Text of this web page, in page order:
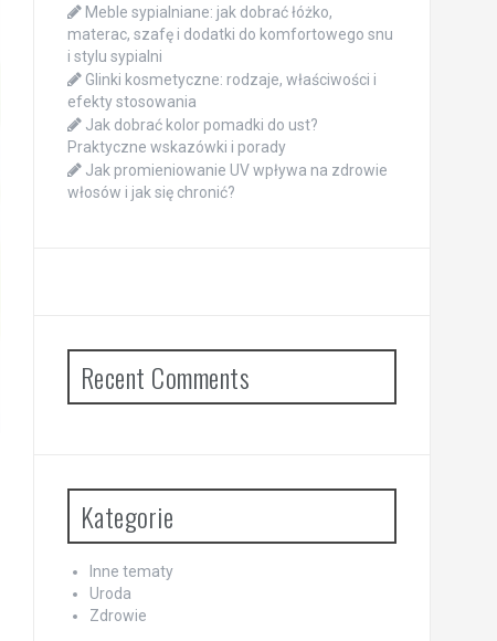
Meble sypialniane: jak dobrać łóżko,
materac, szafę i dodatki do komfortowego snu
i stylu sypialni
Glinki kosmetyczne: rodzaje, właściwości i
efekty stosowania
Jak dobrać kolor pomadki do ust?
Praktyczne wskazówki i porady
Jak promieniowanie UV wpływa na zdrowie
włosów i jak się chronić?
Recent Comments
Kategorie
Inne tematy
Uroda
Zdrowie